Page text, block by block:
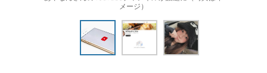
メージ）